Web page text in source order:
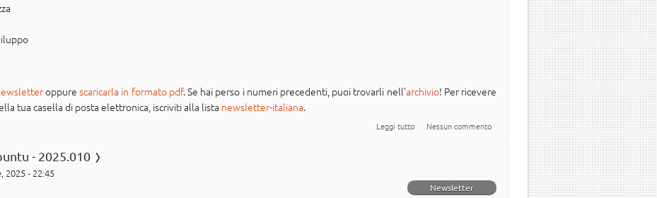
oppurescaricarla in formato pdf. Se hai perso i numeri precedenti, puoi trovarli nell'archivio! Per ricevere
tua casella di posta elettronica, iscriviti alla lista newsletter-italiana.
Leggi tutto su Newsletter Italiana #Ubuntu - 2025.011
Nessun commento
- 2025.010
2025 - 22:45
Newsletter